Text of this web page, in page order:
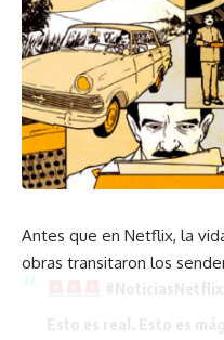
Antes que en Netflix, la
obras transitaron los